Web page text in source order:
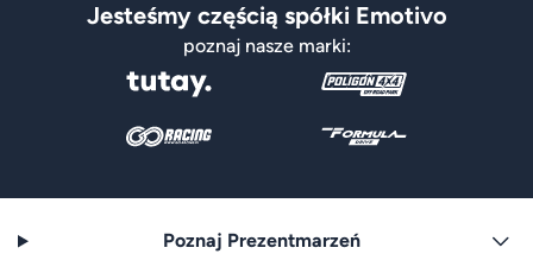
Jesteśmy częścią spółki Emotivo
poznaj nasze marki:
Poznaj Prezentmarzeń